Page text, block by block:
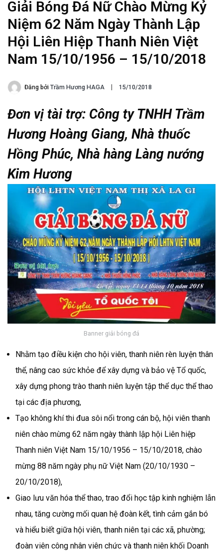
Giải Bóng Đá Nữ Chào Mừng Kỷ
Niệm 62 Năm Ngày Thành Lập
Hội Liên Hiệp Thanh Niên Việt
Nam 15/10/1956 – 15/10/2018
Đăng bởi Trầm Hương HAGA 15/10/2018
Đơn vị tài trợ: Công ty TNHH Trầm
Hương Hoàng Giang, Nhà thuốc
Hồng Phúc, Nhà hàng Làng nướng
Kim Hương
Banner giải bóng đá
Nhằm tạo điều kiện cho hội viên, thanh niên rèn luyện thân
thể, nâng cao sức khỏe để xây dựng và bảo vệ Tổ quốc,
xây dựng phong trào thanh niên luyện tập thể dục thể thao
tại các địa phương,
Tạo không khí thi đua sôi nổi trong cán bộ, hội viên thanh
niên chào mừng 62 năm ngày thành lập hội Liên hiệp
Thanh niên Việt Nam 15/10/1956 – 15/10/2018, chào
mừng 88 năm ngày phụ nữ Việt Nam (20/10/1930 –
20/10/2018),
Giao lưu văn hóa thể thao, trao đổi học tập kinh nghiệm lẫn
nhau, tăng cường mối quan hệ đoàn kết, tình cảm gắn bó
và hiểu biết giữa hội viên, thanh niên tại các xã, phường;
đoàn viên công nhân viên chức và thanh niên khối Doanh